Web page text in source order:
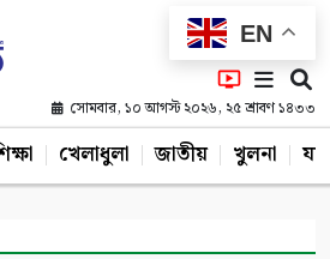
EN
সোমবার, ১০ আগস্ট ২০২৬, ২৫ শ্রাবণ ১৪৩৩
খেলাধুলা জাতীয় খুলনা